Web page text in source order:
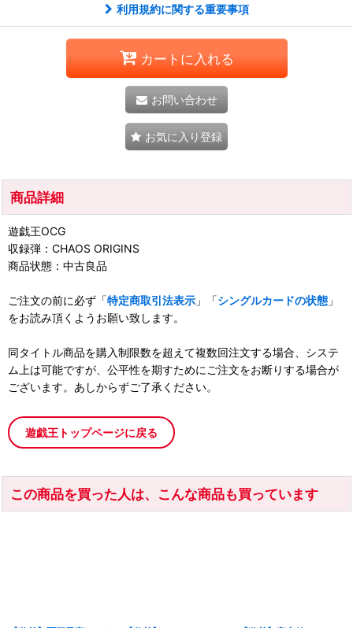
利用規約に関する重要事項
カートに入れる
お問い合わせ
お気に入り登録
商品詳細
遊戯王OCG
収録弾：CHAOS ORIGINS
商品状態：中古良品
ご注文の前に必ず「特定商取引法表示 」「シングルカードの状態 」
をお読み頂くようお願い致します。
同タイトル商品を購入制限数を超えて複数回注文する場合、システ
ム上は可能ですが、公平性を期すためにご注文をお断りする場合が
ございます。あしからずご了承ください。
遊戯王トップページに戻る
この商品を買った人は、こんな商品も買っています